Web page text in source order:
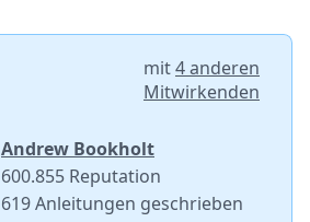
mit4 anderen
Mitwirkenden
Andrew Bookholt
600.855 Reputation
619 Anleitungen geschrieben